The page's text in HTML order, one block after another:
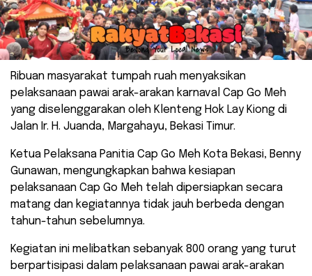
Ribuan masyarakat tumpah ruah menyaksikan
pelaksanaan pawai arak-arakan karnaval Cap Go Meh
yang diselenggarakan oleh Klenteng Hok Lay Kiong di
Jalan Ir. H. Juanda, Margahayu, Bekasi Timur.
Ketua Pelaksana Panitia Cap Go Meh Kota Bekasi, Benny
Gunawan, mengungkapkan bahwa kesiapan
pelaksanaan Cap Go Meh telah dipersiapkan secara
matang dan kegiatannya tidak jauh berbeda dengan
tahun-tahun sebelumnya.
Kegiatan ini melibatkan sebanyak 800 orang yang turut
berpartisipasi dalam pelaksanaan pawai arak-arakan